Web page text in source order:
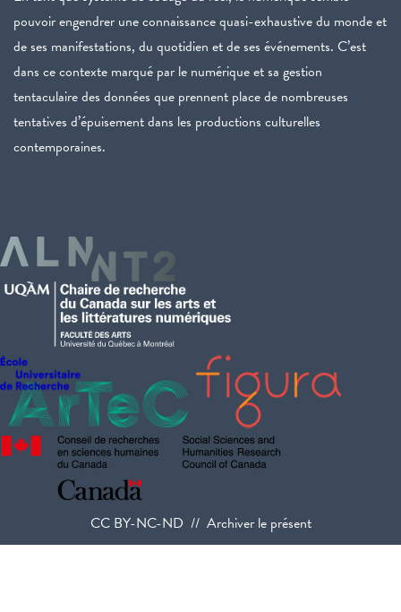
pouvoir engendrer une connaissance quasi-exhaustive du monde et
de ses manifestations, du quotidien et de ses événements. C’est
dans ce contexte marqué par le numérique et sa gestion
tentaculaire des données que prennent place de nombreuses
tentatives d’épuisement dans les productions culturelles
contemporaines.
CC BY-NC-ND // Archiver le présent